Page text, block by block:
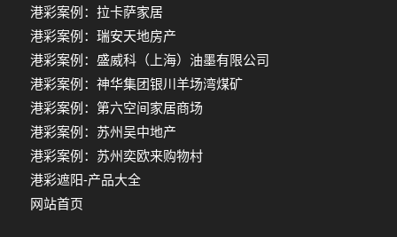
港彩案例：拉卡萨家居
港彩案例：瑞安天地房产
港彩案例：盛威科（上海）油墨有限公司
港彩案例：神华集团银川羊场湾煤矿
港彩案例：第六空间家居商场
港彩案例：苏州吴中地产
港彩案例：苏州奕欧来购物村
港彩遮阳-产品大全
网站首页